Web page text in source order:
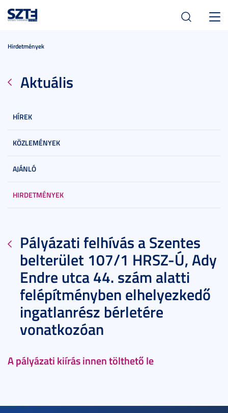
Hirdetmények
Aktuális
HÍREK
KÖZLEMÉNYEK
AJÁNLÓ
HIRDETMÉNYEK
Pályázati felhívás a Szentes
belterület 107/1 HRSZ-Ú, Ady
Endre utca 44. szám alatti
felépítményben elhelyezkedő
ingatlanrész bérletére
vonatkozóan
A pályázati kiírás innen tölthető le